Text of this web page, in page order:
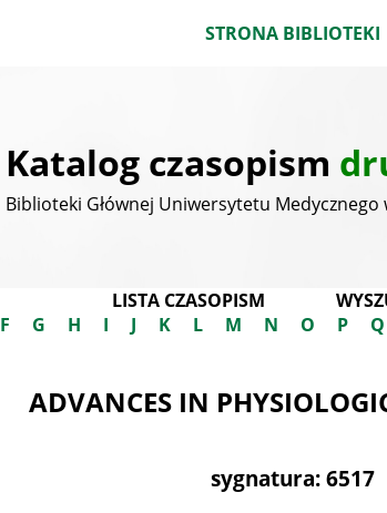
STRONA BIBLIOTEKI
Katalog czasopism
Biblioteki Głównej Uniwersytetu Medycznego
LISTA CZASOPISM
F G H I J K L M N O P Q
ADVANCES IN
sygnatura: 6517